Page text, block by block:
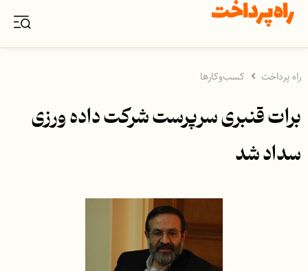
راه پرداخت کسب‌وکارها
برات قنبری سرپرست شرکت داده ورزی
سداد شد